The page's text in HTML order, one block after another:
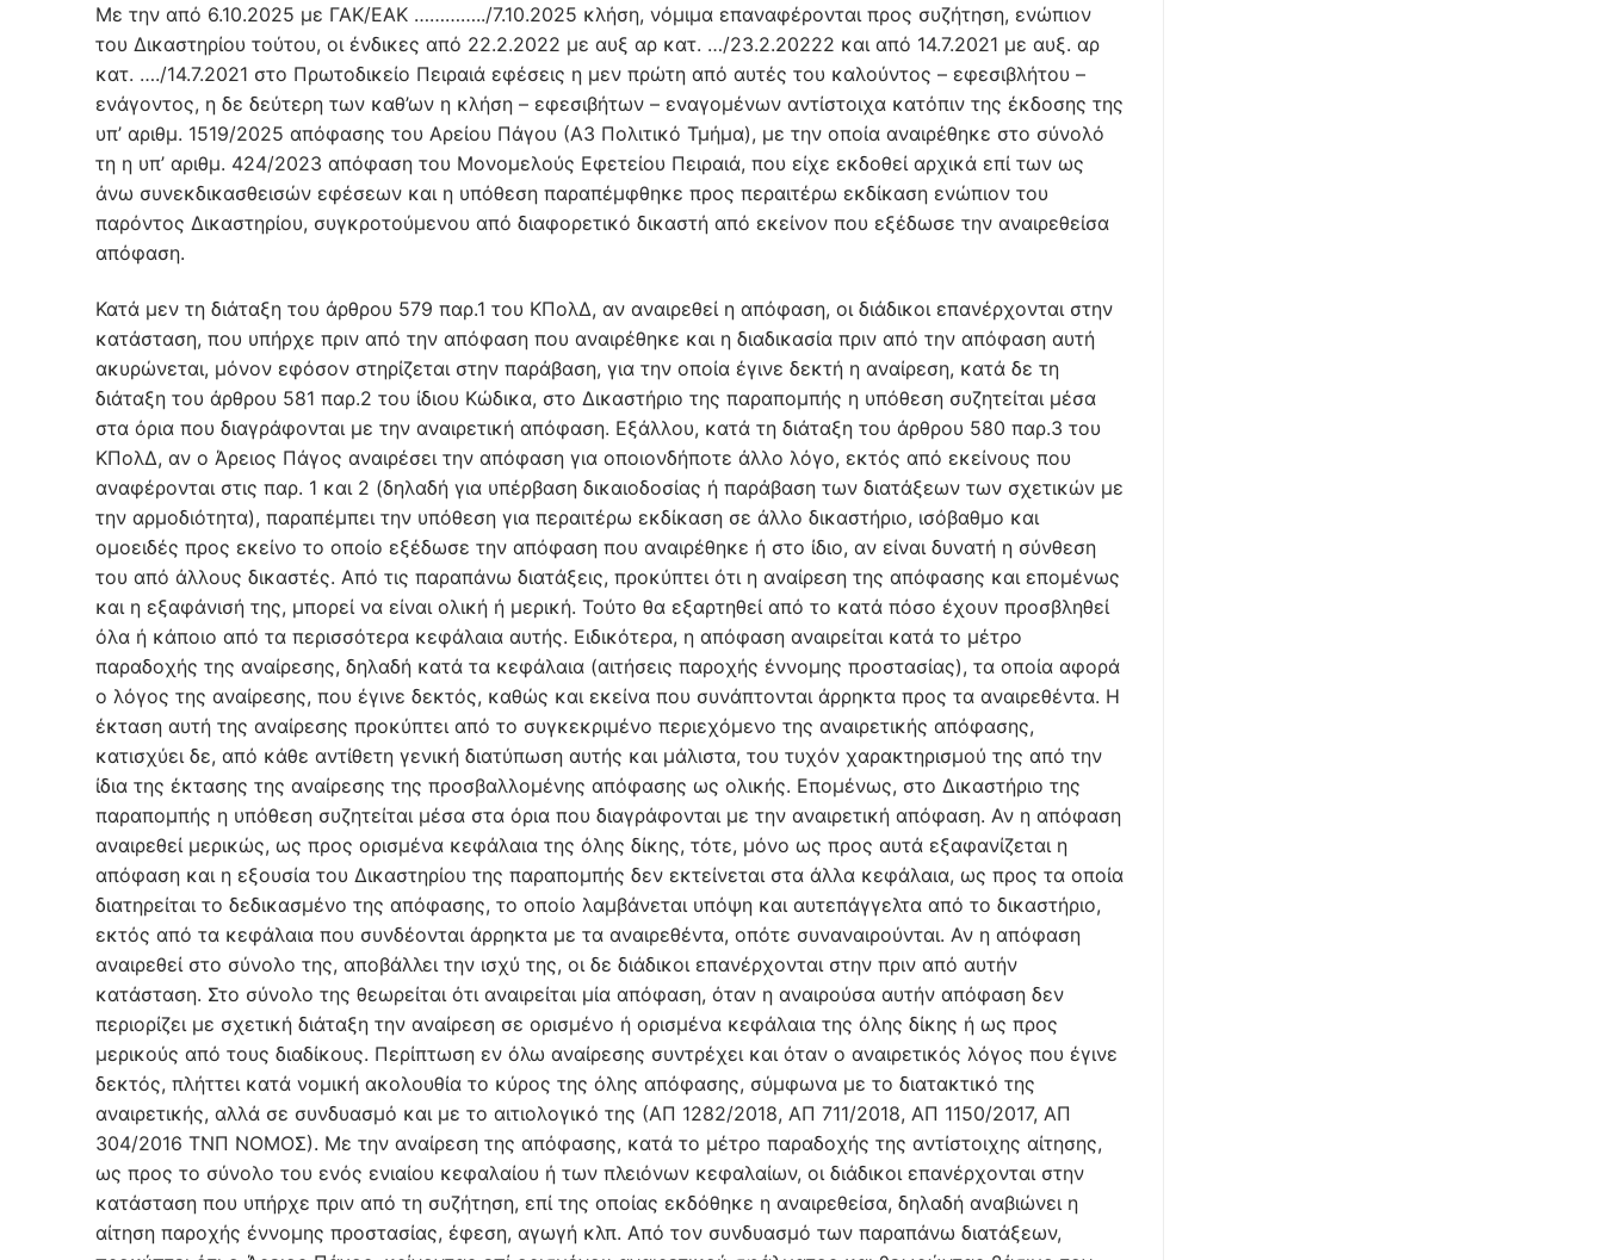
Με την από 6.10.2025 με ΓΑΚ/ΕΑΚ …………../7.10.2025 κλήση, νόμιμα επαναφέρονται προς συζήτηση, ενώπιον
του Δικαστηρίου τούτου, οι ένδικες από 22.2.2022 με αυξ αρ κατ. …/23.2.20222 και από 14.7.2021 με αυξ. αρ
κατ. …./14.7.2021 στο Πρωτοδικείο Πειραιά εφέσεις η μεν πρώτη από αυτές του καλούντος – εφεσιβλήτου –
ενάγοντος, η δε δεύτερη των καθ’ων η κλήση – εφεσιβήτων – εναγομένων αντίστοιχα κατόπιν της έκδοσης της
υπ’ αριθμ. 1519/2025 απόφασης του Αρείου Πάγου (Α3 Πολιτικό Τµήµα), με την οποία αναιρέθηκε στο σύνολό
τη η υπ’ αριθμ. 424/2023 απόφαση του Μονομελούς Εφετείου Πειραιά, που είχε εκδοθεί αρχικά επί των ως
άνω συνεκδικασθεισών εφέσεων και η υπόθεση παραπέμφθηκε προς περαιτέρω εκδίκαση ενώπιον του
παρόντος Δικαστηρίου, συγκροτούμενου από διαφορετικό δικαστή από εκείνον που εξέδωσε την αναιρεθείσα
απόφαση.
Κατά μεν τη διάταξη του άρθρου 579 παρ.1 του ΚΠολΔ, αν αναιρεθεί η απόφαση, οι διάδικοι επανέρχονται στην
κατάσταση, που υπήρχε πριν από την απόφαση που αναιρέθηκε και η διαδικασία πριν από την απόφαση αυτή
ακυρώνεται, μόνον εφόσον στηρίζεται στην παράβαση, για την οποία έγινε δεκτή η αναίρεση, κατά δε τη
διάταξη του άρθρου 581 παρ.2 του ίδιου Κώδικα, στο Δικαστήριο της παραπομπής η υπόθεση συζητείται μέσα
στα όρια που διαγράφονται με την αναιρετική απόφαση. Εξάλλου, κατά τη διάταξη του άρθρου 580 παρ.3 του
ΚΠολΔ, αν ο Άρειος Πάγος αναιρέσει την απόφαση για οποιονδήποτε άλλο λόγο, εκτός από εκείνους που
αναφέρονται στις παρ. 1 και 2 (δηλαδή για υπέρβαση δικαιοδοσίας ή παράβαση των διατάξεων των σχετικών με
την αρμοδιότητα), παραπέμπει την υπόθεση για περαιτέρω εκδίκαση σε άλλο δικαστήριο, ισόβαθμο και
ομοειδές προς εκείνο το οποίο εξέδωσε την απόφαση που αναιρέθηκε ή στο ίδιο, αν είναι δυνατή η σύνθεση
του από άλλους δικαστές. Από τις παραπάνω διατάξεις, προκύπτει ότι η αναίρεση της απόφασης και επομένως
και η εξαφάνισή της, μπορεί να είναι ολική ή μερική. Τούτο θα εξαρτηθεί από το κατά πόσο έχουν προσβληθεί
όλα ή κάποιο από τα περισσότερα κεφάλαια αυτής. Ειδικότερα, η απόφαση αναιρείται κατά το μέτρο
παραδοχής της αναίρεσης, δηλαδή κατά τα κεφάλαια (αιτήσεις παροχής έννομης προστασίας), τα οποία αφορά
ο λόγος της αναίρεσης, που έγινε δεκτός, καθώς και εκείνα που συνάπτονται άρρηκτα προς τα αναιρεθέντα. Η
έκταση αυτή της αναίρεσης προκύπτει από το συγκεκριμένο περιεχόμενο της αναιρετικής απόφασης,
κατισχύει δε, από κάθε αντίθετη γενική διατύπωση αυτής και μάλιστα, του τυχόν χαρακτηρισμού της από την
ίδια της έκτασης της αναίρεσης της προσβαλλομένης απόφασης ως ολικής. Επομένως, στο Δικαστήριο της
παραπομπής η υπόθεση συζητείται μέσα στα όρια που διαγράφονται με την αναιρετική απόφαση. Αν η απόφαση
αναιρεθεί μερικώς, ως προς ορισμένα κεφάλαια της όλης δίκης, τότε, μόνο ως προς αυτά εξαφανίζεται η
απόφαση και η εξουσία του Δικαστηρίου της παραπομπής δεν εκτείνεται στα άλλα κεφάλαια, ως προς τα οποία
διατηρείται το δεδικασμένο της απόφασης, το οποίο λαμβάνεται υπόψη και αυτεπάγγελτα από το δικαστήριο,
εκτός από τα κεφάλαια που συνδέονται άρρηκτα με τα αναιρεθέντα, οπότε συναναιρούνται. Αν η απόφαση
αναιρεθεί στο σύνολο της, αποβάλλει την ισχύ της, οι δε διάδικοι επανέρχονται στην πριν από αυτήν
κατάσταση. Στο σύνολο της θεωρείται ότι αναιρείται μία απόφαση, όταν η αναιρούσα αυτήν απόφαση δεν
περιορίζει με σχετική διάταξη την αναίρεση σε ορισμένο ή ορισμένα κεφάλαια της όλης δίκης ή ως προς
μερικούς από τους διαδίκους. Περίπτωση εν όλω αναίρεσης συντρέχει και όταν ο αναιρετικός λόγος που έγινε
δεκτός, πλήττει κατά νομική ακολουθία το κύρος της όλης απόφασης, σύμφωνα με το διατακτικό της
αναιρετικής, αλλά σε συνδυασμό και με το αιτιολογικό της (ΑΠ 1282/2018, ΑΠ 711/2018, ΑΠ 1150/2017, ΑΠ
304/2016 ΤΝΠ ΝΟΜΟΣ). Με την αναίρεση της απόφασης, κατά το μέτρο παραδοχής της αντίστοιχης αίτησης,
ως προς το σύνολο του ενός ενιαίου κεφαλαίου ή των πλειόνων κεφαλαίων, οι διάδικοι επανέρχονται στην
κατάσταση που υπήρχε πριν από τη συζήτηση, επί της οποίας εκδόθηκε η αναιρεθείσα, δηλαδή αναβιώνει η
αίτηση παροχής έννομης προστασίας, έφεση, αγωγή κλπ. Από τον συνδυασμό των παραπάνω διατάξεων,